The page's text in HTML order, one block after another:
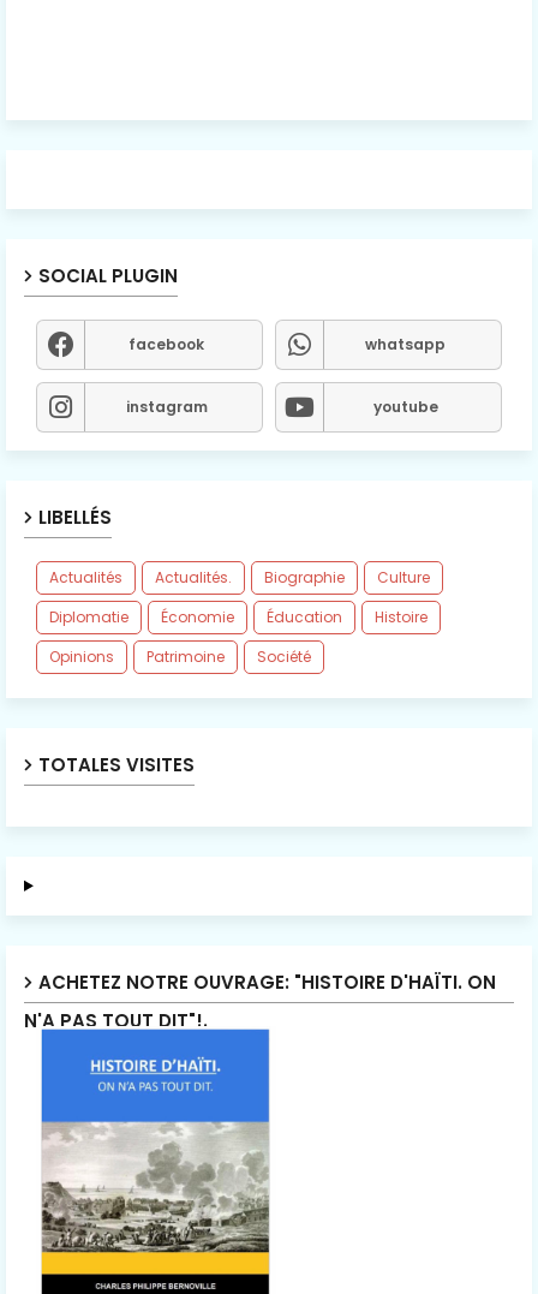
SOCIAL PLUGIN
facebook whatsapp
instagram youtube
LIBELLÉS
Actualités Actualités. Biographie
Culture
Diplomatie
Économie Éducation
Histoire
Opinions
Patrimoine Société
TOTALES VISITES
ACHETEZ NOTRE OUVRAGE: "HISTOIRE D'HAÏTI. ON
N'A PAS TOUT DIT"!.